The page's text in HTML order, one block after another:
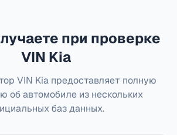
при проверке
VIN Kia
VIN Kia предоставляет полную
об автомобиле из нескольких
баз данных.